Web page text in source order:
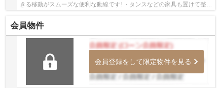
きる移動がスムーズな便利な動線です! ・タンスなどの家具も置けて整理
整頓がしやすい3帖の納戸付き♪ ・前面道路...
会員物件
会員登録をして限定物件を見る